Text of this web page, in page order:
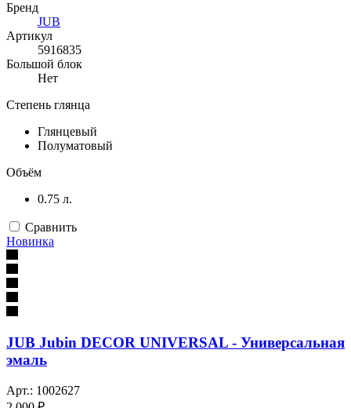
Бренд
JUB
Артикул
5916835
Большой блок
Нет
Степень глянца
Глянцевый
Полуматовый
Объём
0.75 л.
Сравнить
Новинка
JUB Jubin DECOR UNIVERSAL - Универсальная
эмаль
Арт.: 1002627